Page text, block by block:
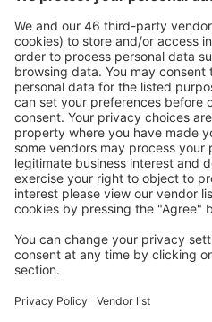
Attraktive Preise und
Benutzer.
Unterkünfte, die Sie
Wählen Sie aus über 1,3
Hütten, Apartments und
Meist gesuchte
Unterkünfte in USA - Beliebte
Unterkunft in Panama City Beach